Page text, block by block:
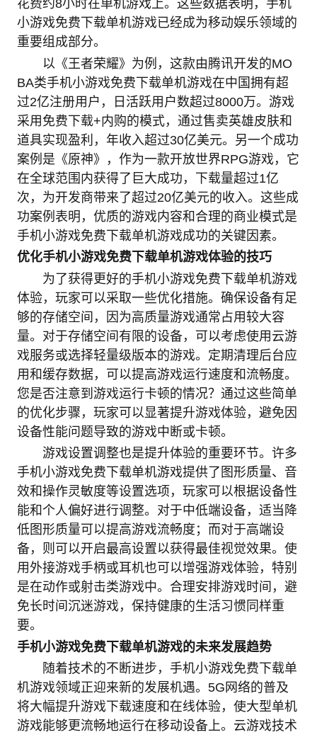
花费约8小时在单机游戏上。这些数据表明，手机
小游戏免费下载单机游戏已经成为移动娱乐领域的
重要组成部分。
以《王者荣耀》为例，这款由腾讯开发的MO
BA类手机小游戏免费下载单机游戏在中国拥有超
过2亿注册用户，日活跃用户数超过8000万。游戏
采用免费下载+内购的模式，通过售卖英雄皮肤和
道具实现盈利，年收入超过30亿美元。另一个成功
案例是《原神》，作为一款开放世界RPG游戏，它
在全球范围内获得了巨大成功，下载量超过1亿
次，为开发商带来了超过20亿美元的收入。这些成
功案例表明，优质的游戏内容和合理的商业模式是
手机小游戏免费下载单机游戏成功的关键因素。
优化手机小游戏免费下载单机游戏体验的技巧
为了获得更好的手机小游戏免费下载单机游戏
体验，玩家可以采取一些优化措施。确保设备有足
够的存储空间，因为高质量游戏通常占用较大容
量。对于存储空间有限的设备，可以考虑使用云游
戏服务或选择轻量级版本的游戏。定期清理后台应
用和缓存数据，可以提高游戏运行速度和流畅度。
您是否注意到游戏运行卡顿的情况？通过这些简单
的优化步骤，玩家可以显著提升游戏体验，避免因
设备性能问题导致的游戏中断或卡顿。
游戏设置调整也是提升体验的重要环节。许多
手机小游戏免费下载单机游戏提供了图形质量、音
效和操作灵敏度等设置选项，玩家可以根据设备性
能和个人偏好进行调整。对于中低端设备，适当降
低图形质量可以提高游戏流畅度；而对于高端设
备，则可以开启最高设置以获得最佳视觉效果。使
用外接游戏手柄或耳机也可以增强游戏体验，特别
是在动作或射击类游戏中。合理安排游戏时间，避
免长时间沉迷游戏，保持健康的生活习惯同样重
要。
手机小游戏免费下载单机游戏的未来发展趋势
随着技术的不断进步，手机小游戏免费下载单
机游戏领域正迎来新的发展机遇。5G网络的普及
将大幅提升游戏下载速度和在线体验，使大型单机
游戏能够更流畅地运行在移动设备上。云游戏技术